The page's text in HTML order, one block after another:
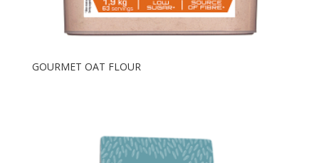
GOURMET OAT FLOUR